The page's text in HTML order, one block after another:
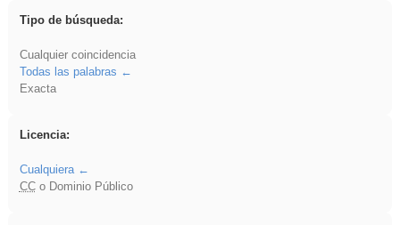
Tipo de búsqueda:
Cualquier coincidencia
Todas las palabras
Exacta
Licencia:
Cualquiera
CCo Dominio Público